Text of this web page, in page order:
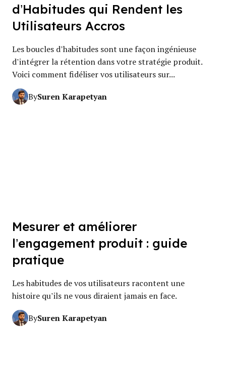
d’Habitudes qui Rendent les
Utilisateurs Accros
Les boucles d’habitudes sont une façon ingénieuse
d’intégrer la rétention dans votre stratégie produit.
Voici comment fidéliser vos utilisateurs sur...
BySuren Karapetyan
Mesurer et améliorer
l’engagement produit : guide
pratique
Les habitudes de vos utilisateurs racontent une
histoire qu’ils ne vous diraient jamais en face.
BySuren Karapetyan